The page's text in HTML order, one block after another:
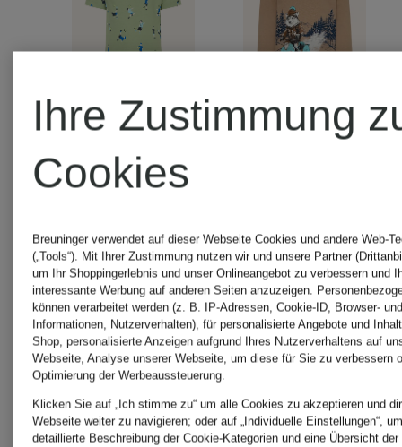
+Aktionsrabatt
s.Oliver
RED
T-Shirt
KIDS
s.Oliver
RED
KIDS
Ihre Zustimmung
Cookies
Breuninger verwendet auf dieser Webseite Cookies und andere Web-
(„Tools“). Mit Ihrer Zustimmung nutzen wir und unsere Partner
um Ihr Shoppingerlebnis und unser Onlineangebot zu verbessern und
interessante Werbung auf anderen Seiten anzuzeigen.
können verarbeitet werden (z. B. IP-Adressen, Cookie-ID, Browser-
Informationen, Nutzerverhalten), für personalisierte Angebote und
Shop, personalisierte Anzeigen aufgrund Ihres Nutzerverhaltens auf
Webseite, Analyse unserer Webseite, um diese für Sie zu verbessern
Optimierung der Werbeaussteuerung.
Klicken Sie auf „Ich stimme zu“ um alle Cookies zu akzeptieren und
Webseite weiter zu navigieren; oder auf „Individuelle Einstellungen“,
detaillierte Beschreibung der Cookie-Kategorien und eine Übersicht